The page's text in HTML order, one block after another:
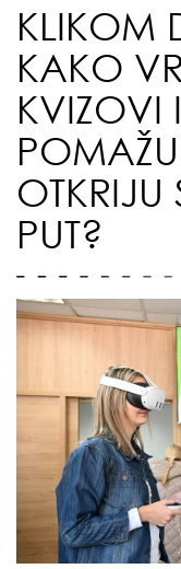
KLIKOM
KAKO
KVIZOVI
OTKRIJU
PUT?